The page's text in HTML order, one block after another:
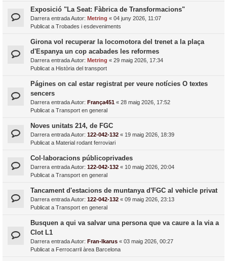
Exposició "La Seat: Fàbrica de Transformacions"
Darrera entrada Autor: Metring « 04 juny 2026, 11:07
Publicat a Trobades i esdeveniments
Girona vol recuperar la locomotora del trenet a la plaça
d'Espanya un cop acabades les reformes
Darrera entrada Autor: Metring « 29 maig 2026, 17:34
Publicat a Història del transport
Págines on cal estar registrat per veure notícies O textes
sencers
Darrera entrada Autor: França451 « 28 maig 2026, 17:52
Publicat a Transport en general
Noves unitats 214, de FGC
Darrera entrada Autor: 122-042-132 « 19 maig 2026, 18:39
Publicat a Material rodant ferroviari
Col·laboracions públicoprivades
Darrera entrada Autor: 122-042-132 « 10 maig 2026, 20:04
Publicat a Transport en general
Tancament d'estacions de muntanya d'FGC al vehicle privat
Darrera entrada Autor: 122-042-132 « 09 maig 2026, 23:13
Publicat a Transport en general
Busquen a qui va salvar una persona que va caure a la via a
Clot L1
Darrera entrada Autor: Fran-Ikarus « 03 maig 2026, 00:27
Publicat a Ferrocarril àrea Barcelona